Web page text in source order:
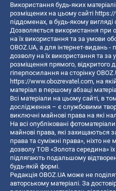
Використання будь-яких
розміщених на цьому сайті
піддоменах, в будь-якому вигляді
Дозволяється використання при
на їх використання та за умови
OBOZ.UA, а для інтернет-видань
дозволу на їх використання та за
розміщення прямого, відкритого
гіперпосилання на сторінку
https://www.obozrevatel.com, на
матеріал в першому абзаці
Всі матеріали на цьому сайті, в
дослідження – є службовими
виключні майнові права на які
На всі опубліковані
майнові права, які захищаються
права та суміжні права», ніхто
дозволу ТОВ «Золота середина»
підлягають подальшому
будь-якій формі.
Редакція OBOZ.UA може не
авторському матеріалі. За